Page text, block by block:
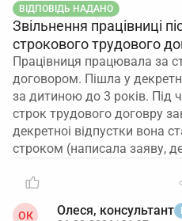
ВІДПОВІДЬ НАДАНО
Звільнення працівниці
строкового трудового
Працівниця працювала за
договором. Пішла у
за дитиною до 3 років. Під
строк трудового договру
декретноі відпустки вона
строком (написала заяву,
ОК Олеся, консультант